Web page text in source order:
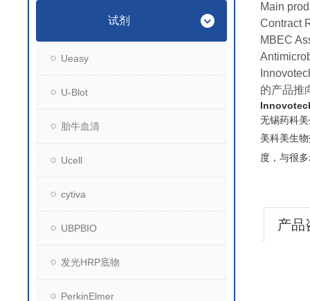
试剂
Ueasy
U-Blot
胎牛血清
Ucell
cytiva
UBPBIO
发光HRP底物
PerkinElmer
Main
Contract
MBEC
的产品推
无锡药科
美科美生
度，与很多
产品